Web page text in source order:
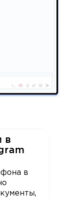
в
в